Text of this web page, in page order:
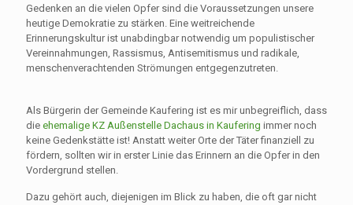
Gedenken an die vielen Opfer sind die Voraussetzungen unsere
heutige Demokratie zu stärken. Eine weitreichende
Erinnerungskultur ist unabdingbar notwendig um populistischer
Vereinnahmungen, Rassismus, Antisemitismus und radikale,
menschenverachtenden Strömungen entgegenzutreten.
Als Bürgerin der Gemeinde Kaufering ist es mir unbegreiflich, dass
die ehemalige KZ Außenstelle Dachaus in Kaufering immer noch
keine Gedenkstätte ist! Anstatt weiter Orte der Täter finanziell zu
fördern, sollten wir in erster Linie das Erinnern an die Opfer in den
Vordergrund stellen.
Dazu gehört auch, diejenigen im Blick zu haben, die oft gar nicht